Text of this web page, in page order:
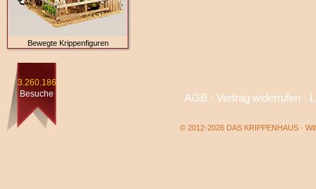
Bewegte Krippenfiguren
3.260.186
Besuche
AGB · Vertrag widerrufen·
© 2012-2026 DAS KRIPPENHAUS ·